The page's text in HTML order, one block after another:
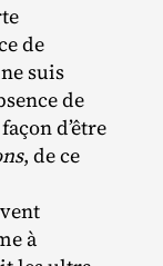
de
suis
de
d’être
, de ce
à